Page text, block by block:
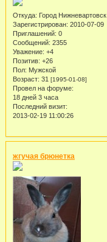
Откуда: Город Нижневартовск
Зарегистрирован: 2010-07-09
Приглашений: 0
Сообщений: 2355
Уважение: +4
Позитив: +26
Пол: Мужской
Возраст: 31 [1995-01-08]
Провел на форуме:
18 дней 3 часа
Последний визит:
2013-02-19 11:00:26
жгучая брюнетка